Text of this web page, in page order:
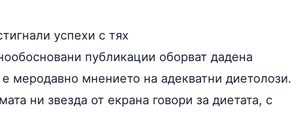
успехи с тях
публикации оборват дадена
меродавно мнението на адекватни диетолози.
ни звезда от екрана говори за диетата, с